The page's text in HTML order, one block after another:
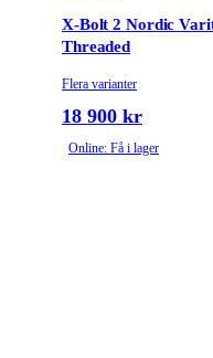
X-Bolt 2 Nordic
Threaded
Flera varianter
18 900 kr
Online: Få i lager